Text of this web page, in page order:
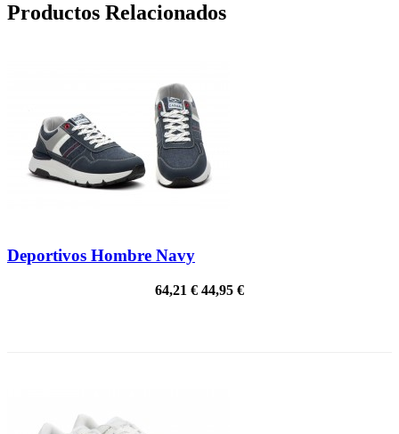
Productos Relacionados
Deportivos Hombre Navy
64,21 € 44,95 €